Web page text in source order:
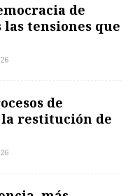
de
las tensiones que
de
restitución de